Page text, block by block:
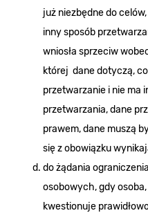
już niezbędne do
inny sposób
wniosła sprzeciw
której dane dotyczą,
przetwarzanie i nie ma
przetwarzania, dane
prawem, dane muszą
się z obowiązku
do żądania
osobowych, gdy
kwestionuje